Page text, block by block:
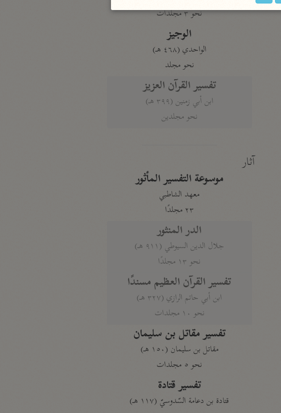
نحو ٣ مجلدات
الوجيز
الواحدي (٤٦٨ هـ)
نحو مجلد
تفسير القرآن العزيز
ابن أبي زمنين (٣٩٩ هـ)
نحو مجلدين
آثار
موسوعة التفسير المأثور
معهد الشاطبي
٢٣ مجلدًا
الدر المنثور
جلال الدين السيوطي (٩١١ هـ)
نحو ١٣ مجلدًا
تفسير القرآن العظيم مسندًا
ابن أبي حاتم الرازي (٣٢٧ هـ)
نحو ١٠ مجلدات
تفسير مقاتل بن سليمان
مقاتل بن سليمان (١٥٠ هـ)
نحو ٥ مجلدات
تفسير قتادة
قتادة بن دعامة السّدوسيّ (١١٧ هـ)